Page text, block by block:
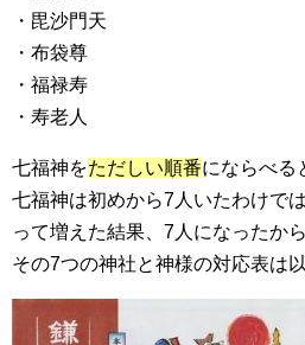
・毘沙門天
・布袋尊
・福禄寿
・寿老人
七福神をただしい順番にならべる
七福神は初めから7人いたわけで
って増えた結果、7人になったから
その7つの神社と神様の対応表は